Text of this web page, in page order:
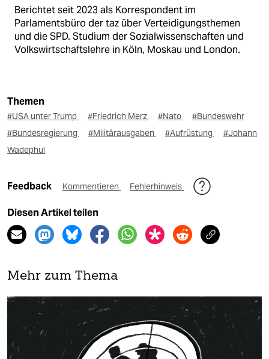
Berichtet seit 2023 als Korrespondent im
Parlamentsbüro der taz über Verteidigungsthemen
und die SPD. Studium der Sozialwissenschaften und
Volkswirtschaftslehre in Köln, Moskau und London.
Themen
#USA unter Trump #Friedrich Merz #Nato
#Bundeswehr
#Bundesregierung
#Militärausgaben #Aufrüstung
#Johann
Wadephul
Feedback Kommentieren Fehlerhinweis
Diesen Artikel teilen
Mehr zum Thema